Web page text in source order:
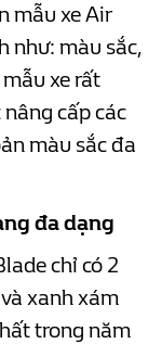
mẫu xe Air
như: màu sắc,
xe rất
cấp các
màu sắc đa
đa dạng
chỉ có 2
xanh xám
trong năm